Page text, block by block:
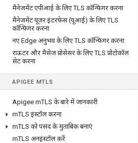
मैनेजमेंट एपीआई के लिए TLS कॉन्फ़िगर करना
मैनेजमेंट यूज़र इंटरफ़ेस (यूआई) के लिए TLS
कॉन्फ़िगर करना
नए Edge अनुभव के लिए TLS कॉन्फ़िगर करना
राऊटर और मैसेज प्रोसेसर के लिए TLS प्रोटोकॉल
सेट करना
APIGEE MTLS
Apigee mTLS के बारे में जानकारी
mTLS इंस्टॉल करना
mTLS को पसंद के मुताबिक बनाएं
mTLS अनइंस्टॉल करें